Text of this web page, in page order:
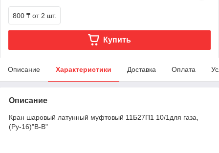
800 ₸ от 2 шт.
Купить
Описание Характеристики Доставка Оплата
Описание
Кран шаровый латунный муфтовый 11Б27П1 10/1для газа,
(Ру-16)"B-B"